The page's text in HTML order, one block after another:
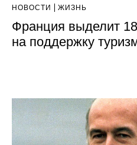
НОВОСТИ ЖИЗНЬ
Франция выделит
на поддержку